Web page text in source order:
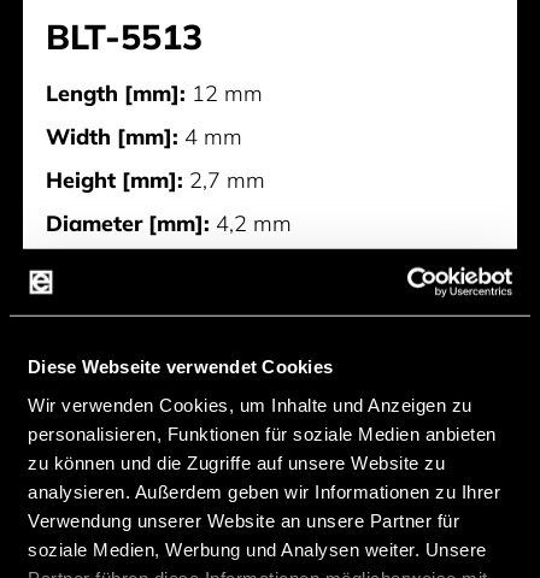
Diese Webseite verwendet Cookies
Wir verwenden Cookies, um Inhalte und Anzeigen zu
personalisieren, Funktionen für soziale Medien anbieten
zu können und die Zugriffe auf unsere Website zu
analysieren. Außerdem geben wir Informationen zu Ihrer
Verwendung unserer Website an unsere Partner für
soziale Medien, Werbung und Analysen weiter. Unsere
BLT-5513
Length [mm]: 12 mm
Width [mm]: 4 mm
Height [mm]: 2,7 mm
Diameter [mm]: 4,2 mm
Rated Voltage [V]:
Max. Rated Speed [rpm]:9.000 rpm
Max. Rated Current [mA]:
Hersteller: Baolong
BLT-5513